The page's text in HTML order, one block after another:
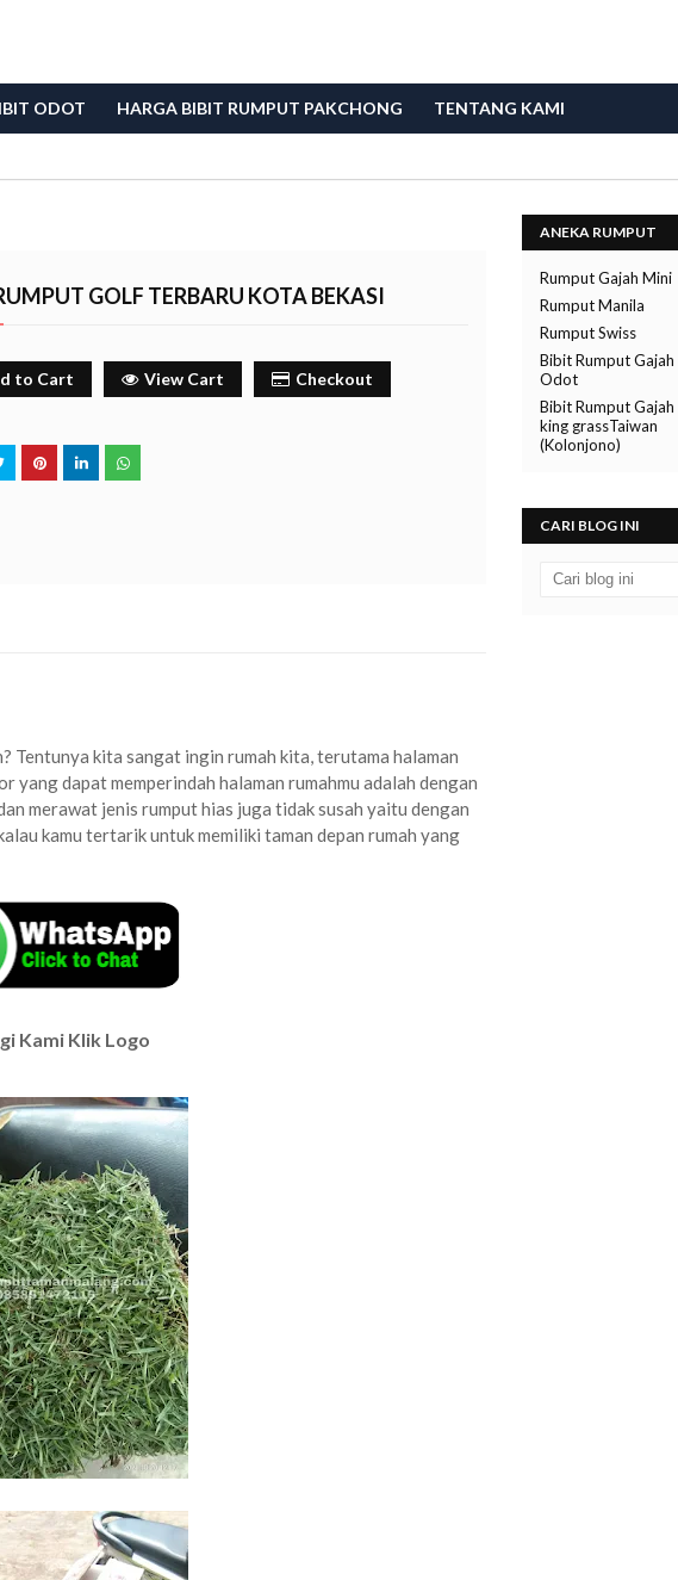
ODOT HARGA BIBIT RUMPUT PAKCHONG TENTANG KAMI
GOLF TERBARU KOTA BEKASI
to Cart View Cart Checkout
Tentunya kita sangat ingin rumah kita, terutama halaman
yang dapat memperindah halaman rumahmu adalah dengan
merawat jenis rumput hias juga tidak susah yaitu dengan
kamu tertarik untuk memiliki taman depan rumah yang
Kami Klik Logo
ANEKA RUMPUT
Rumput Gajah Mini
Rumput Manila
Rumput Swiss
Bibit Rumput Gajah
Odot
Bibit Rumput Gajah
king grassTaiwan
(Kolonjono)
CARI BLOG INI